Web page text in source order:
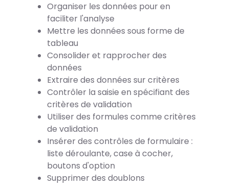
Organiser les données pour en
faciliter l'analyse
Mettre les données sous forme de
tableau
Consolider et rapprocher des
données
Extraire des données sur critères
Contrôler la saisie en spécifiant des
critères de validation
Utiliser des formules comme critères
de validation
Insérer des contrôles de formulaire :
liste déroulante, case à cocher,
boutons d'option
Supprimer des doublons